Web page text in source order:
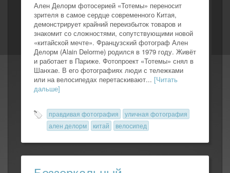
Ален Делорм фотосерией «Тотемы» переносит
зрителя в самое сердце современного Китая,
демонстрирует крайний переизбыток товаров и
знакомит со сложностями, сопутствующими новой
«китайской мечте». Французский фотограф Ален
Делорм (Alain Delorme) родился в 1979 году. Живёт
и работает в Париже. Фотопроект «Тотемы» снял в
Шанхае. В его фотографиях люди с тележками
или на велосипедах перетаскивают... [Читать
дальше]
правдивая фотография
уличная фотография
ален делорм
китай велосипед